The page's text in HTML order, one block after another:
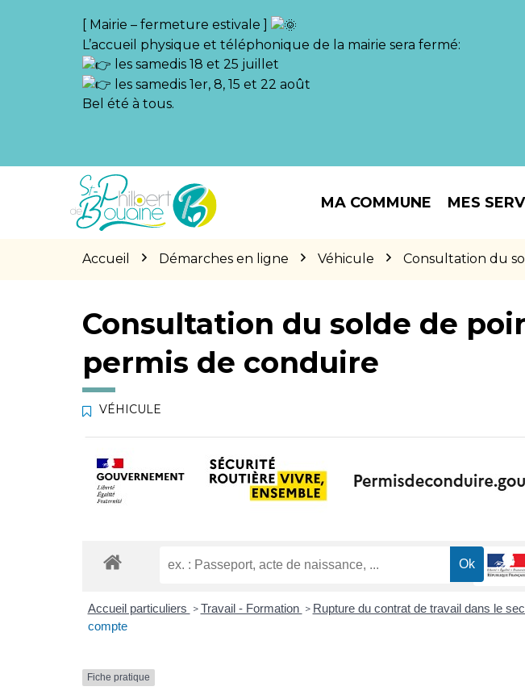
[ Mairie – fermeture estivale ]
L’accueil physique et téléphonique de la mairie sera fermé:
les samedis 18 et 25 juillet
les samedis 1er, 8, 15 et 22 août
Bel été à tous.
MA COMMUNE MES
Accueil Démarches en ligne Véhicule Consultation du
Consultation du solde de
permis de conduire
VÉHICULE
Accueil particuliers > Travail - Formation > Rupture du contrat de travail dans le
compte
Fiche pratique